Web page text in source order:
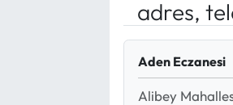
adres,
Aden Eczanesi
Alibey
Yargı Kararları
Araştırma-Rapor